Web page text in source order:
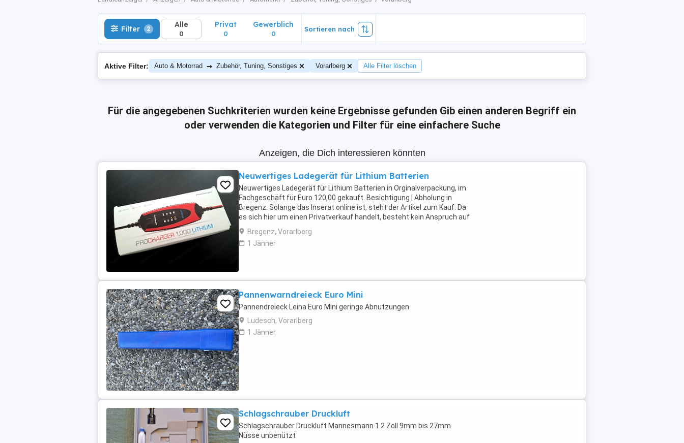
Filter 2 Alle
0
Privat
0
Gewerblich
0
Sortieren nach
Aktive Filter: Auto & Motorrad → Zubehör, Tuning, Sonstiges Vorarlberg Alle Filter löschen
Für die angegebenen Suchkriterien wurden keine Ergebnisse gefunden Gib einen anderen Begriff ein
oder verwenden die Kategorien und Filter für eine einfachere Suche
Anzeigen, die Dich interessieren könnten
Neuwertiges Ladegerät für Lithium Batterien
Neuwertiges Ladegerät für Lithium Batterien in Orginalverpackung, im
Fachgeschäft für Euro 120,00 gekauft. Besichtigung | Abholung in
Bregenz. Solange das Inserat online ist, steht der Artikel zum Kauf. Da
es sich hier um einen Privatverkauf handelt, besteht kein Anspruch auf
Garantie, Umtausch oder ...
Bregenz, Vorarlberg
1 Jänner
Pannenwarndreieck Euro Mini
Pannendreieck Leina Euro Mini geringe Abnutzungen
Ludesch, Vorarlberg
1 Jänner
Schlagschrauber Druckluft
Schlagschrauber Druckluft Mannesmann 1 2 Zoll 9mm bis 27mm
Nüsse unbenützt